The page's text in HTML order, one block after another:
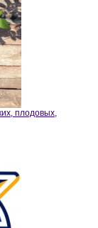
плодовых,